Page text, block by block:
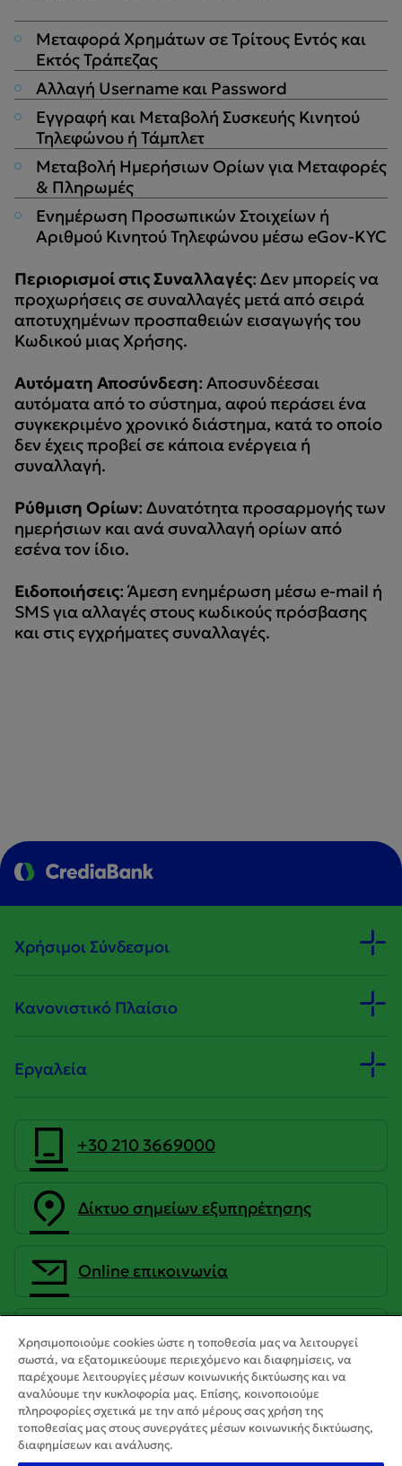
Μεταφορά Χρημάτων σε Τρίτους Εντός και
Εκτός Τράπεζας
Αλλαγή Username και Password
Εγγραφή και Μεταβολή Συσκευής Κινητού
Τηλεφώνου ή Τάμπλετ
Μεταβολή Ημερήσιων Ορίων για Μεταφορές
& Πληρωμές
Ενημέρωση Προσωπικών Στοιχείων ή
Αριθμού Κινητού Τηλεφώνου μέσω eGov-KYC
Περιορισμοί στις Συναλλαγές: Δεν μπορείς να
προχωρήσεις σε συναλλαγές μετά από σειρά
αποτυχημένων προσπαθειών εισαγωγής του
Κωδικού μιας Χρήσης.
Αυτόματη Αποσύνδεση: Αποσυνδέεσαι
αυτόματα από το σύστημα, αφού περάσει ένα
συγκεκριμένο χρονικό διάστημα, κατά το οποίο
δεν έχεις προβεί σε κάποια ενέργεια ή
συναλλαγή.
Ρύθμιση Ορίων: Δυνατότητα προσαρμογής των
ημερήσιων και ανά συναλλαγή ορίων από
εσένα τον ίδιο.
Ειδοποιήσεις: Άμεση ενημέρωση μέσω e-mail ή
SMS για αλλαγές στους κωδικούς πρόσβασης
και στις εγχρήματες συναλλαγές.
Χρήσιμοι Σύνδεσμοι
Κανονιστικό Πλαίσιο
Εργαλεία
+30 210 3669000
Δίκτυο σημείων εξυπηρέτησης
Οnline επικοινωνία
CrediaBank Ανώνυμη Τραπεζική
Εταιρεία
Χρησιμοποιούμε cookies ώστε η τοποθεσία μας να λειτουργεί
σωστά, να εξατομικεύουμε περιεχόμενο και διαφημίσεις, να
παρέχουμε λειτουργίες μέσων κοινωνικής δικτύωσης και να
αναλύουμε την κυκλοφορία μας. Επίσης, κοινοποιούμε
πληροφορίες σχετικά με την από μέρους σας χρήση της
τοποθεσίας μας στους συνεργάτες μέσων κοινωνικής δικτύωσης,
διαφημίσεων και ανάλυσης.